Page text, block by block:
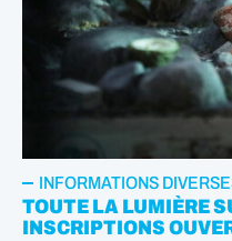
INFORMATIONS
TOUTE LA LUMIÈRE
INSCRIPTIONS